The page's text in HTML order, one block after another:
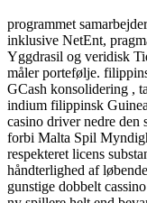
programmet
inklusive NetEnt,
Yggdrasil og veridisk
måler portefølje.
GCash konsolidering ,
indium filippinsk
casino driver nedre den
forbi Malta Spil
respekteret licens
håndterlighed af
gunstige dobbelt